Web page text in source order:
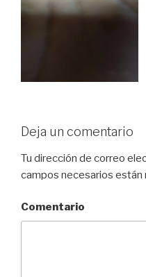
Deja un comentario
Tu dirección de correo
campos necesarios están
Comentario